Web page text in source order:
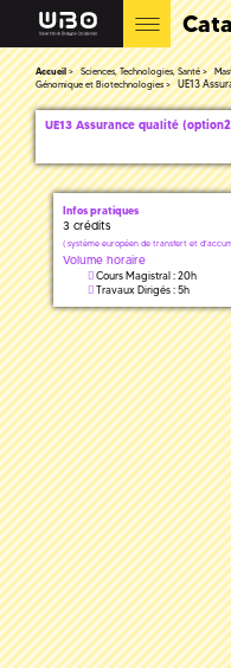
Accueil Sciences, Technologies, Santé
Génomique et Biotechnologies
UE13
UE13 Assurance qualité
Infos pratiques
3 crédits
( système européen de transfert et
Volume horaire
Cours Magistral : 20h
Travaux Dirigés : 5h